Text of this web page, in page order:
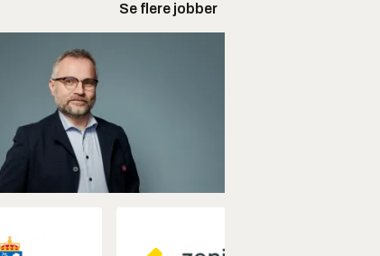
Se flere jobber